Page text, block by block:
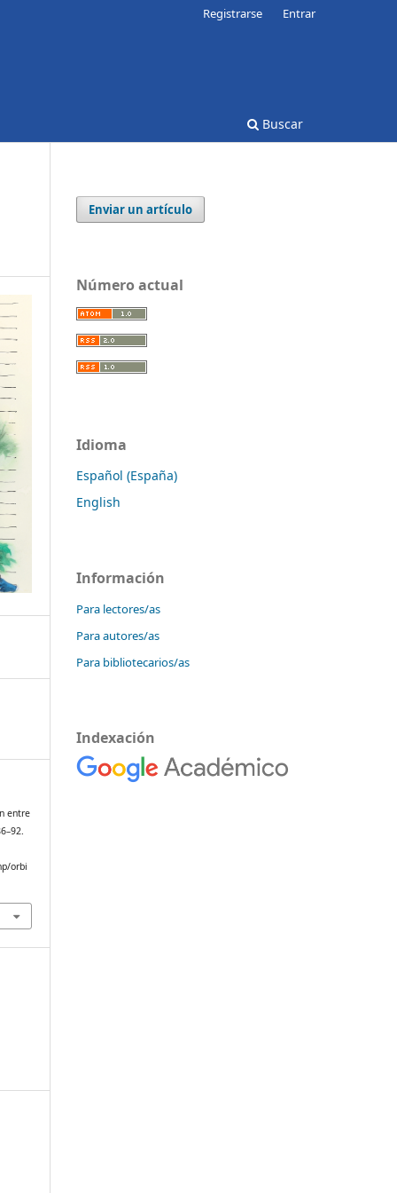
Buscar
Registrarse Entrar
entre
orbi
Enviar un artículo
Número actual
Idioma
Español (España)
English
Información
Para lectores/as
Para autores/as
Para bibliotecarios/as
Indexación